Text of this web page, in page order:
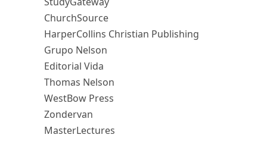
ChurchSource
HarperCollins Christian Publishing
Grupo Nelson
Editorial Vida
Thomas Nelson
WestBow Press
Zondervan
MasterLectures